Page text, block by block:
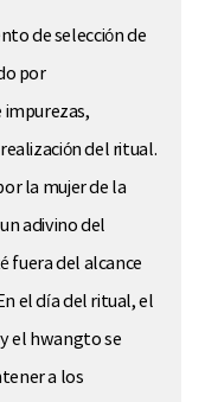
de selección de
por
del ritual.
la mujer de la
adivino del
fuera del alcance
el día del ritual, el
el hwangto se
a los